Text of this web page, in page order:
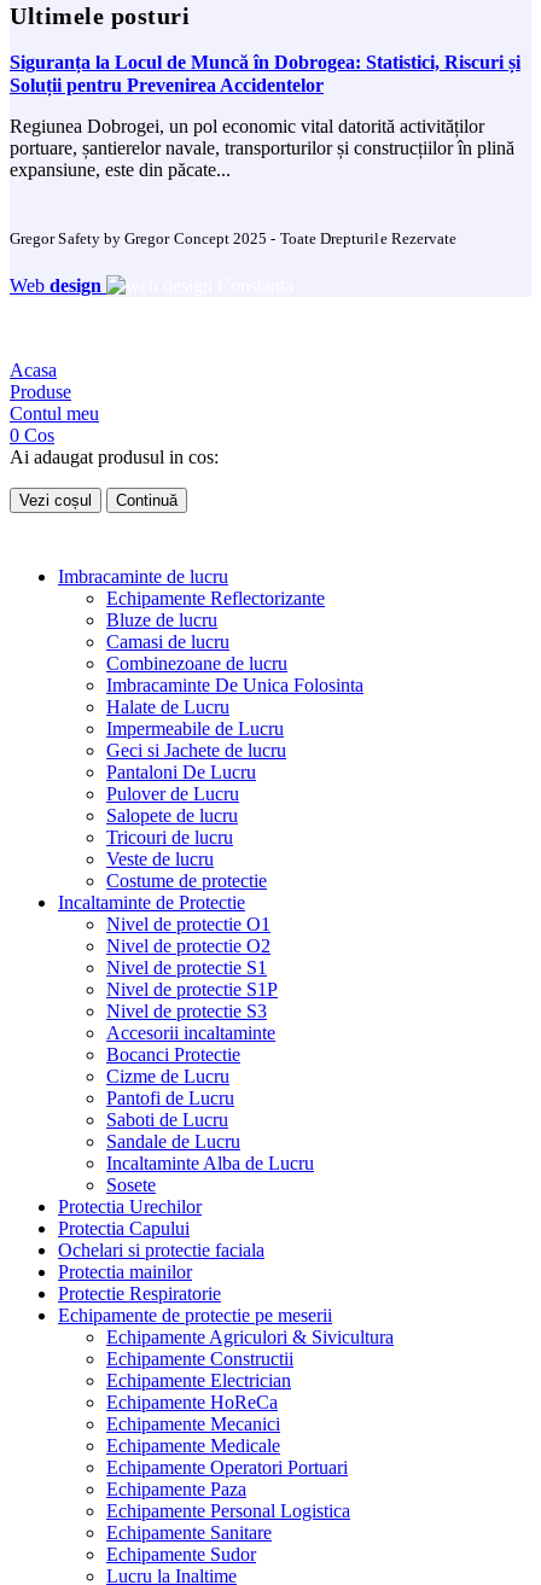
Ultimele posturi
Siguranța la Locul de Muncă în Dobrogea: Statistici, Riscuri și
Soluții pentru Prevenirea Accidentelor
Regiunea Dobrogei, un pol economic vital datorită activităților
portuare, șantierelor navale, transporturilor și construcțiilor în plină
expansiune, este din păcate...
Gregor Safety by Gregor Concept 2025 - Toate Drepturile Rezervate
Web design
Acasa
Produse
Contul meu
0 Cos
Ai adaugat produsul in cos:
Vezi coșul Continuă
Imbracaminte de lucru
Echipamente Reflectorizante
Bluze de lucru
Camasi de lucru
Combinezoane de lucru
Imbracaminte De Unica Folosinta
Halate de Lucru
Impermeabile de Lucru
Geci si Jachete de lucru
Pantaloni De Lucru
Pulover de Lucru
Salopete de lucru
Tricouri de lucru
Veste de lucru
Costume de protectie
Incaltaminte de Protectie
Nivel de protectie O1
Nivel de protectie O2
Nivel de protectie S1
Nivel de protectie S1P
Nivel de protectie S3
Accesorii incaltaminte
Bocanci Protectie
Cizme de Lucru
Pantofi de Lucru
Saboti de Lucru
Sandale de Lucru
Incaltaminte Alba de Lucru
Sosete
Protectia Urechilor
Protectia Capului
Ochelari si protectie faciala
Protectia mainilor
Protectie Respiratorie
Echipamente de protectie pe meserii
Echipamente Agriculori & Sivicultura
Echipamente Constructii
Echipamente Electrician
Echipamente HoReCa
Echipamente Mecanici
Echipamente Medicale
Echipamente Operatori Portuari
Echipamente Paza
Echipamente Personal Logistica
Echipamente Sanitare
Echipamente Sudor
Lucru la Inaltime